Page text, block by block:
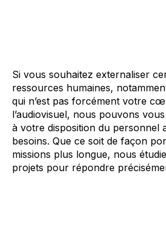
Si vous souhaitez externaliser
ressources humaines,
qui n’est pas forcément votre
l’audiovisuel, nous pouvons
à votre disposition du personnel
besoins. Que ce soit de façon
missions plus longue, nous
projets pour répondre